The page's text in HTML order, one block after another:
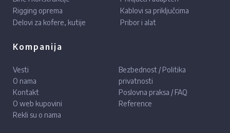
Rigging oprema
Delovi za kofere, kutije
Kablovi sa priključcima
Pribor i alat
Kompanija
Vesti
O nama
Kontakt
O web kupovini
Rekli su o nama
Bezbednost / Politika
privatnosti
Poslovna praksa / FAQ
Reference